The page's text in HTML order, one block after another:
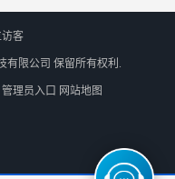
客
有限公司 保留所有权利.
管理员入口 网站地图